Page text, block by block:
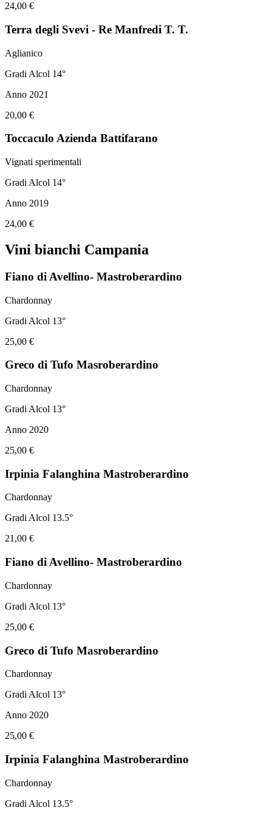
24,00 €
Terra degli Svevi - Re Manfredi T. T.
Aglianico
Gradi Alcol 14°
Anno 2021
20,00 €
Toccaculo Azienda Battifarano
Vignati sperimentali
Gradi Alcol 14°
Anno 2019
24,00 €
Vini bianchi Campania
Fiano di Avellino- Mastroberardino
Chardonnay
Gradi Alcol 13°
25,00 €
Greco di Tufo Masroberardino
Chardonnay
Gradi Alcol 13°
Anno 2020
25,00 €
Irpinia Falanghina Mastroberardino
Chardonnay
Gradi Alcol 13.5°
21,00 €
Fiano di Avellino- Mastroberardino
Chardonnay
Gradi Alcol 13°
25,00 €
Greco di Tufo Masroberardino
Chardonnay
Gradi Alcol 13°
Anno 2020
25,00 €
Irpinia Falanghina Mastroberardino
Chardonnay
Gradi Alcol 13.5°